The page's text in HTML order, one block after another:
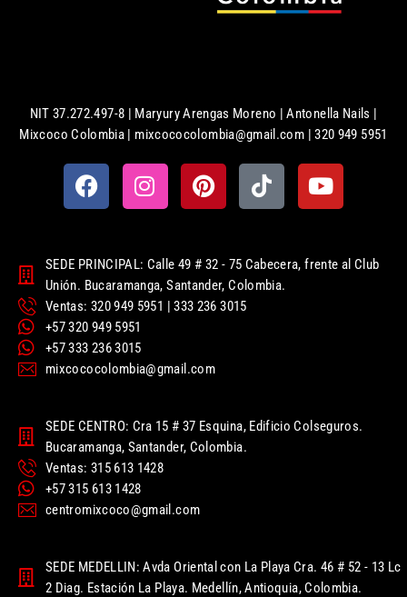
NIT 37.272.497-8 | Maryury Arengas Moreno | Antonella Nails |
Mixcoco Colombia | mixcococolombia@gmail.com | 320 949 5951
SEDE PRINCIPAL: Calle 49 # 32 - 75 Cabecera, frente al Club
Unión. Bucaramanga, Santander, Colombia.
Ventas: 320 949 5951 | 333 236 3015
+57 320 949 5951
+57 333 236 3015
mixcococolombia@gmail.com
SEDE CENTRO: Cra 15 # 37 Esquina, Edificio Colseguros.
Bucaramanga, Santander, Colombia.
Ventas: 315 613 1428
+57 315 613 1428
centromixcoco@gmail.com
SEDE MEDELLIN: Avda Oriental con La Playa Cra. 46 # 52 - 13 Lc
2 Diag. Estación La Playa. Medellín, Antioquia, Colombia.